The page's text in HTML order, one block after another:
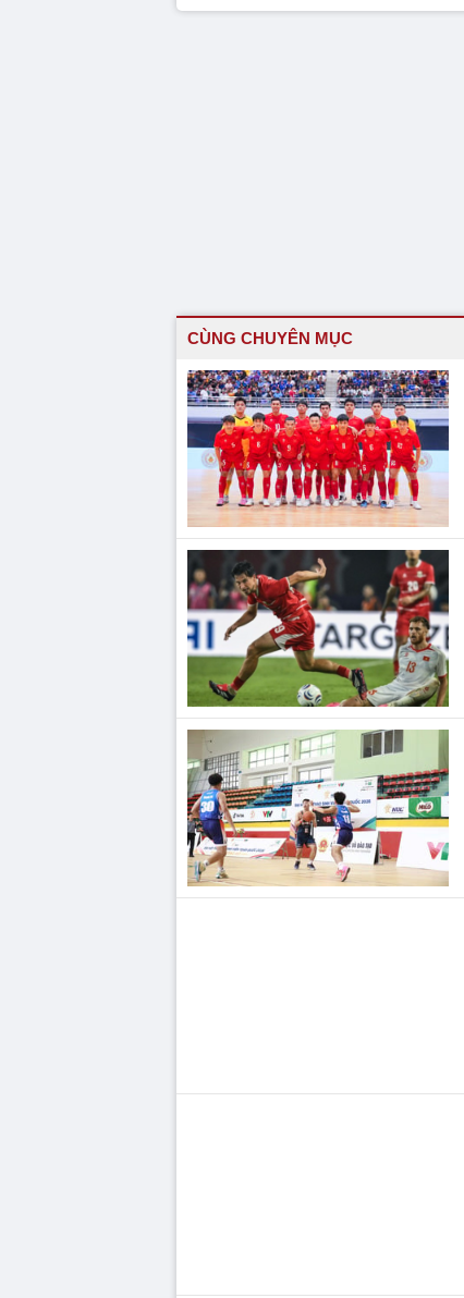
CÙNG CHUYÊN MỤC